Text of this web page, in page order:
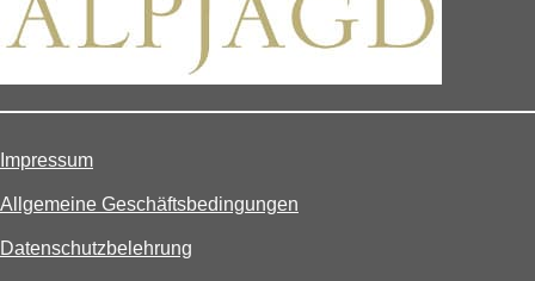
Impressum
Allgemeine Geschäftsbedingungen
Datenschutzbelehrung